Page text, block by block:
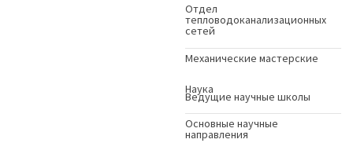
Отдел
тепловодоканализационных
сетей
Механические мастерские
Наука
Ведущие научные школы
Основные научные
направления